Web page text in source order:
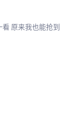
原来我也能抢到